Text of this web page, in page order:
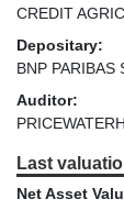
CREDIT
Depositary:
BNP PARIBAS
Auditor:
Last
Net Asset